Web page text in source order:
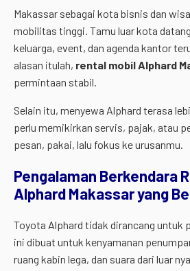
Makassar sebagai kota bisnis dan
mobilitas tinggi. Tamu luar kota
keluarga, event, dan agenda kantor
alasan itulah, rental mobil Alphard
permintaan stabil.
Selain itu, menyewa Alphard terasa
perlu memikirkan servis, pajak, atau
pesan, pakai, lalu fokus ke urusanmu.
Pengalaman Berkendara
Alphard Makassar yang
Toyota Alphard tidak dirancang untuk
ini dibuat untuk kenyamanan
ruang kabin lega, dan suara dari luar